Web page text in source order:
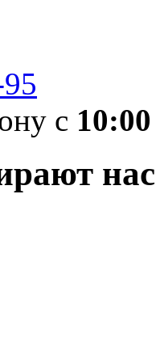
с 10:00
нас